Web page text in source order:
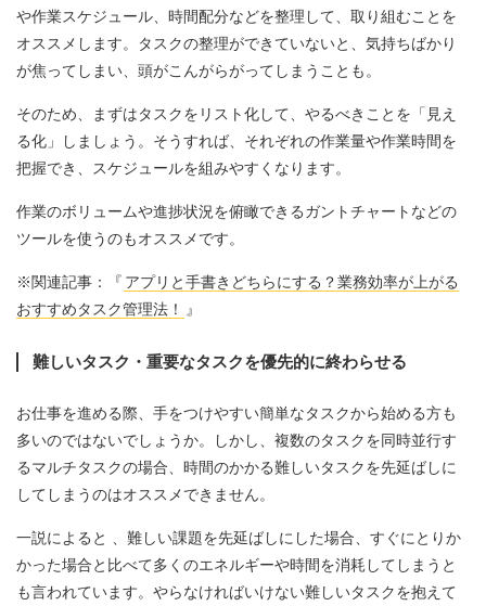
や作業スケジュール、時間配分などを整理して、取り組むことを
オススメします。タスクの整理ができていないと、気持ちばかり
が焦ってしまい、頭がこんがらがってしまうことも。
そのため、まずはタスクをリスト化して、やるべきことを「見え
る化」しましょう。そうすれば、それぞれの作業量や作業時間を
把握でき、スケジュールを組みやすくなります。
作業のボリュームや進捗状況を俯瞰できるガントチャートなどの
ツールを使うのもオススメです。
※関連記事：『 アプリと手書きどちらにする？業務効率が上がる
おすすめタスク管理法！
』
難しいタスク・重要なタスクを優先的に終わらせる
お仕事を進める際、手をつけやすい簡単なタスクから始める方も
多いのではないでしょうか。しかし、複数のタスクを同時並行す
るマルチタスクの場合、時間のかかる難しいタスクを先延ばしに
してしまうのはオススメできません。
一説によると 、難しい課題を先延ばしにした場合、すぐにとりか
かった場合と比べて多くのエネルギーや時間を消耗してしまうと
も言われています。やらなければいけない難しいタスクを抱えて